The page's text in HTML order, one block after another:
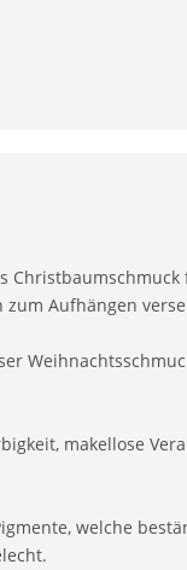
Aufhängen
makellose
welche